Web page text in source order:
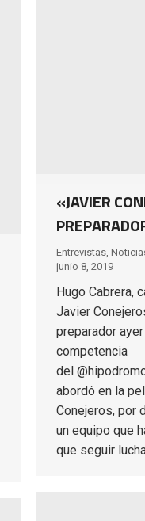
«JAVIER
Entrevistas,
junio 8, 2019
Hugo Cabrera,
Javier
preparador
competencia
del
abordó en la
Conejeros, por
un equipo que
que seguir